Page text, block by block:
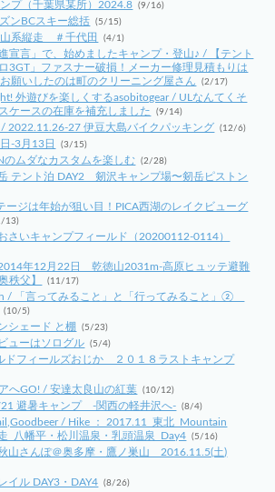
プ（千葉県某所）2024.8 (9/16)
ンBCスキー総括 (5/15)
系縦走 ＃千代田 (4/1)
宣言」で、始めましたキャンプ・登山♪ / 【テント
3GT」ファスナー破損！メーカー修理見積もりは
願いしたのは町のクリーニング屋さん
(2/17)
外遊びを楽しくするasobitogear / ULなんてくそ
ケースの在庫を補充しました
(9/14)
2022.11.26-27 伊豆大島バイクパッキング (12/6)
-3月13日 (3/15)
ムダなカスタムを楽しむ (2/28)
テント泊 DAY2 剱沢キャンプ場〜剱岳ピストン
ージは年始が狙い目！PICA西湖のレイクビューグ
13)
さいキャンプフィールド（20200112-0114）
年12月22日 乾徳山2031m-高原ヒュッテ避難
秩父】
(11/17)
/ 「言ってみること」と「行ってみること」②
(10/5)
シェード と棚 (5/23)
ューはソログル (5/4)
ドフィールズおじか ２０１８ラストキャンプ
へGO! / 安達太良山の紅葉 (10/12)
避暑キャンプ -関西の軽井沢へ- (8/4)
/ Hike ： 2017.11_東北_Mountain
_八幡平・松川温泉・乳頭温泉_Day4 (5/16)
山さんぽ＠奥多摩・鷹ノ巣山 2016.11.5(土)
イル DAY3・DAY4 (8/26)